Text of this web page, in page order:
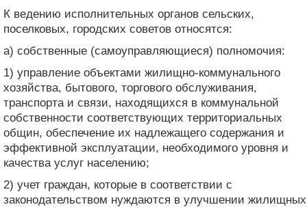
К ведению исполнительных органов сельских,
поселковых, городских советов относятся:
а) собственные (самоуправляющиеся) полномочия:
1) управление объектами жилищно-коммунального
хозяйства, бытового, торгового обслуживания,
транспорта и связи, находящихся в коммунальной
собственности соответствующих территориальных
общин, обеспечение их надлежащего содержания и
эффективной эксплуатации, необходимого уровня и
качества услуг населению;
2) учет граждан, которые в соответствии с
законодательством нуждаются в улучшении жилищных